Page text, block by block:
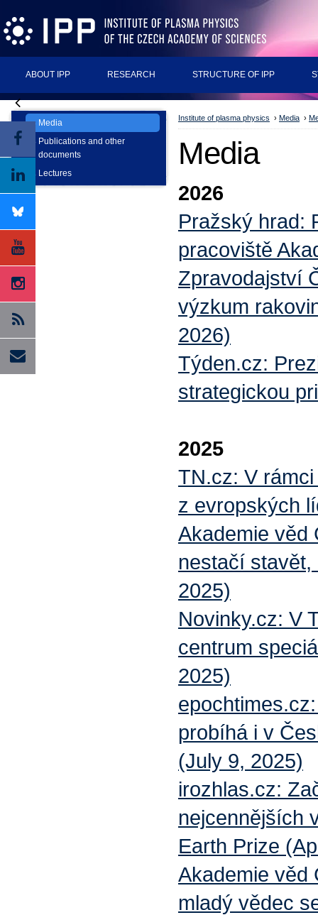
ABOUT IPP RESEARCH STRUCTURE OF IPP
Media
Publications and other
documents
Lectures
Institute of plasma physics › Media ›
Media
2026
Pražský hrad:
pracoviště
Zpravodajství
výzkum
2026)
Týden.cz:
strategickou
2025
TN.cz: V
z evropských
Akademie věd
nestačí
2025)
Novinky.cz: V
centrum
2025)
probíhá i v
(July 9, 2025)
irozhlas.cz:
nejcennějších
Earth Prize
Akademie věd
mladý vědec